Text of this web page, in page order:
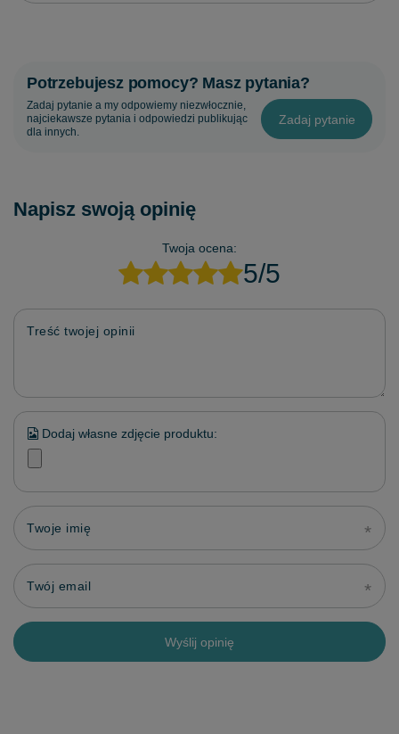
Potrzebujesz pomocy? Masz pytania?
Zadaj pytanie a my odpowiemy niezwłocznie,
najciekawsze pytania i odpowiedzi publikując
dla innych.
Zadaj pytanie
Napisz swoją opinię
Twoja ocena:
5/5
Treść twojej opinii
Dodaj własne zdjęcie produktu:
Twoje imię
Twój email
Wyślij opinię